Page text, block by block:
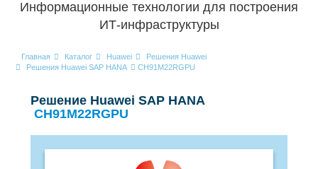
Информационные технологии для построения
ИТ-инфраструктуры
Главная Каталог Huawei
Решения Huawei
Решения Huawei SAP HANA
CH91M22RGPU
Решение Huawei SAP HANA
CH91M22RGPU